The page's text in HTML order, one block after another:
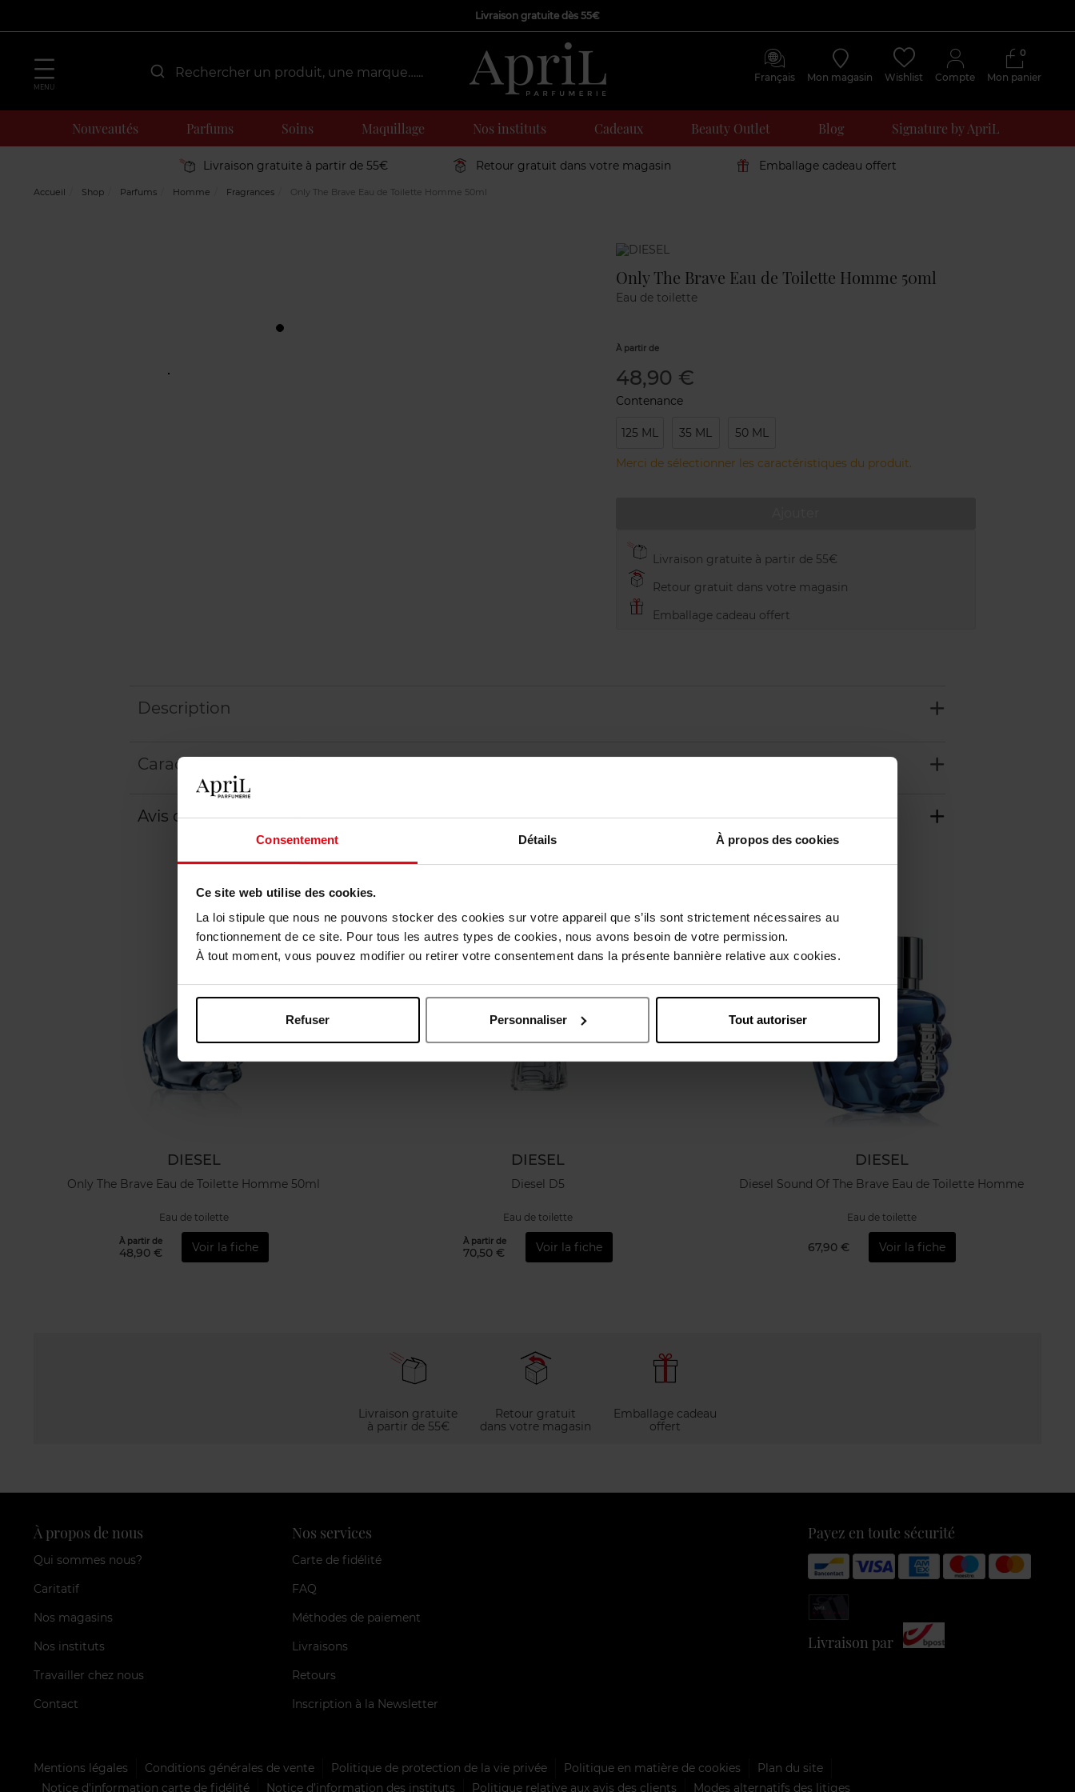
Consentement Détails À propos des cookies
Ce site web utilise des cookies.
La loi stipule que nous ne pouvons stocker des cookies sur votre appareil que s’ils sont strictement nécessaires au
fonctionnement de ce site. Pour tous les autres types de cookies, nous avons besoin de votre permission.
À tout moment, vous pouvez modifier ou retirer votre consentement dans la présente bannière relative aux cookies.
Refuser Personnaliser Tout autoriser
Livraison gratuite dès 55€
MENU
Français Mon magasin Wishlist Compte Mon panier
0
Nouveautés Parfums Soins Maquillage Nos instituts Cadeaux Beauty Outlet Blog Signature by ApriL
Livraison gratuite à partir de 55€ Retour gratuit dans votre magasin Emballage cadeau offert
Accueil Shop Parfums Homme Fragrances Only The Brave Eau de Toilette Homme 50ml
Marque
clients
Only The Brave Eau de Toilette Homme 50ml
Eau de toilette
À partir de
48,90 €
Contenance
125 ML 35 ML 50 ML
Merci de sélectionner les caractéristiques du produit.
Livraison gratuite à partir de 55€
Retour gratuit dans votre magasin
Emballage cadeau offert
Description
Caractéristiques
Avis client
Vous aimerez peut-être
DIESEL
Only The Brave Eau de Toilette Homme 50ml
Eau de toilette
À partir de
48,90 € Voir la fiche
Exclusivité Web
DIESEL
Diesel D5
Eau de toilette
À partir de
70,50 € Voir la fiche
DIESEL
Diesel Sound Of The Brave Eau de Toilette Homme
Eau de toilette
67,90 € Voir la fiche
Livraison gratuite
à partir de 55€
Retour gratuit
dans votre magasin
Emballage cadeau
offert
À propos de nous
Qui sommes nous?
Caritatif
Nos magasins
Nos instituts
Travailler chez nous
Contact
Nos services
Carte de fidélité
FAQ
Méthodes de paiement
Livraisons
Retours
Inscription à la Newsletter
Payez en toute sécurité
Livraison par
Mentions légales Conditions générales de vente Politique de protection de la vie privée Politique en matière de cookies
Plan du site
Notice d'information carte de fidélité
Notice d’information des instituts Politique relative aux avis des clients Modes alternatifs des litiges